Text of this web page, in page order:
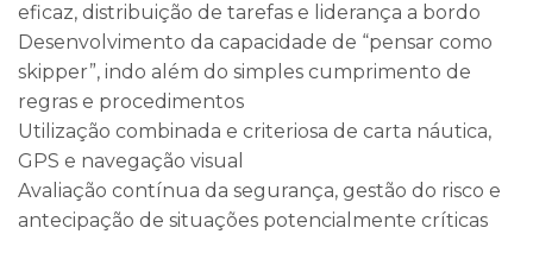
eficaz, distribuição de tarefas e liderança a bordo
Desenvolvimento da capacidade de “pensar como
skipper”, indo além do simples cumprimento de
regras e procedimentos
Utilização combinada e criteriosa de carta náutica,
GPS e navegação visual
Avaliação contínua da segurança, gestão do risco e
antecipação de situações potencialmente críticas